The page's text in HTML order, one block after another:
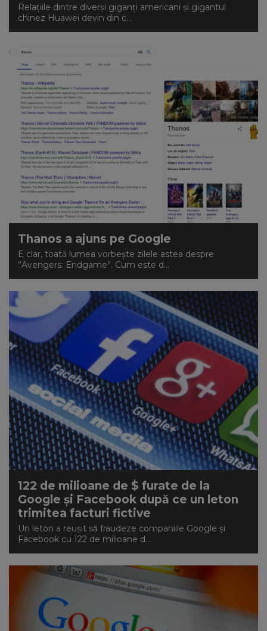
Relațiile dintre diverși giganți americani și gigantul
chinez Huawei devin din c...
Thanos a ajuns pe Google
E clar, toată lumea vorbește zilele astea despre
”Avengers: Endgame”. Cum este d...
122 de milioane de $ furate de la
Google și Facebook după ce un leton
trimitea facturi fictive
Un leton a reușit să fraudeze companiile Google și
Facebook cu 122 de milioane d...